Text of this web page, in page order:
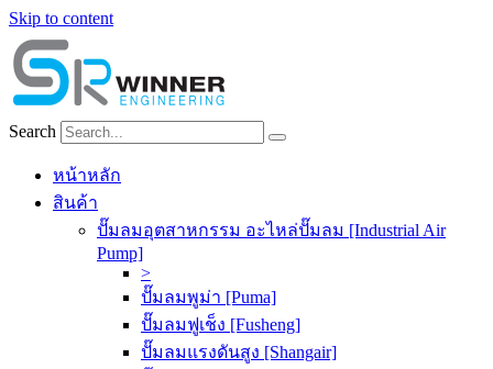
Skip to content
Search
หน้าหลัก
สินค้า
ปั๊มลมอุตสาหกรรม อะไหล่ปั๊มลม [Industrial Air
Pump]
>
ปั๊มลมพูม่า [Puma]
ปั๊มลมฟูเช็ง [Fusheng]
ปั๊มลมแรงดันสูง [Shangair]